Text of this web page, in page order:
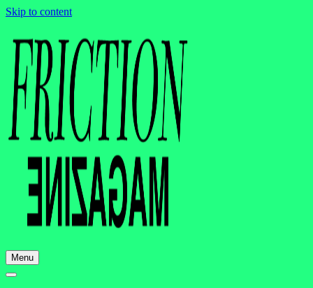
Skip to content
Menu